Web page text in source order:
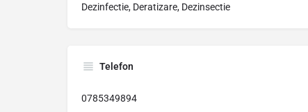
Dezinfectie, Deratizare, Dezinsectie
Telefon
0785349894